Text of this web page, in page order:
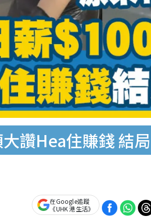
讚Hea住賺錢 結
在Google追蹤
《UHK 港生活》